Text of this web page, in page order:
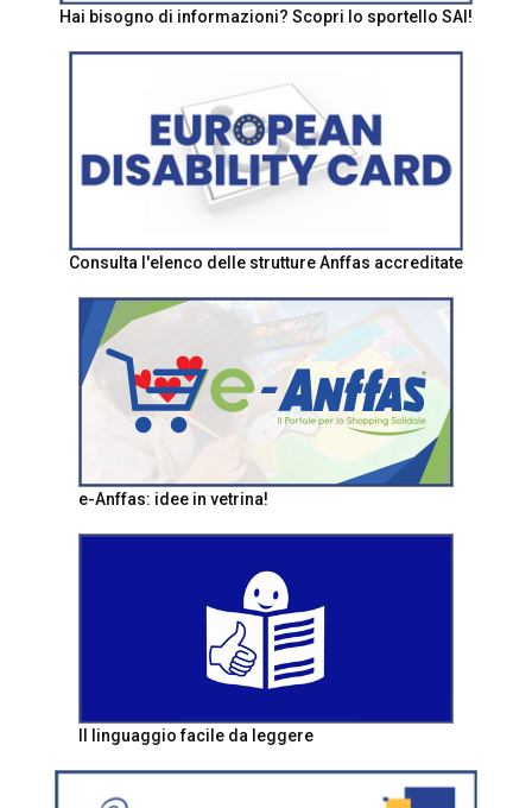
Hai bisogno di informazioni? Scopri lo sportello SAI!
Consulta l'elenco delle strutture Anffas accreditate
e-Anffas: idee in vetrina!
Il linguaggio facile da leggere